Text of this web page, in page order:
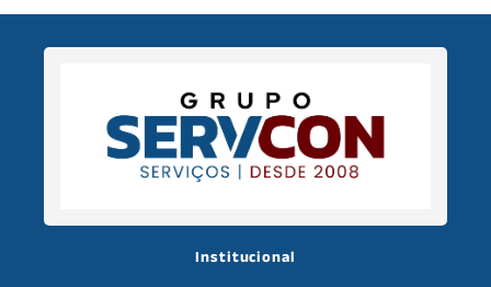
Limpeza de Piscina
Manutenção Comercial
Manutenção Predial
Monitoramento 24h
Mão de Obra Terceirizada
Portaria Virtual
Serviço de Jardinagem
Serviço de Monitoramento 24 Horas
Serviço de Portaria de Condominio
Serviço de Recepcionista
Serviços de Auxiliar de Limpeza
Serviços de Auxiliar de Serviços Gerais
Serviços de Limpeza Predial
Serviços de Terceirização
Institucional